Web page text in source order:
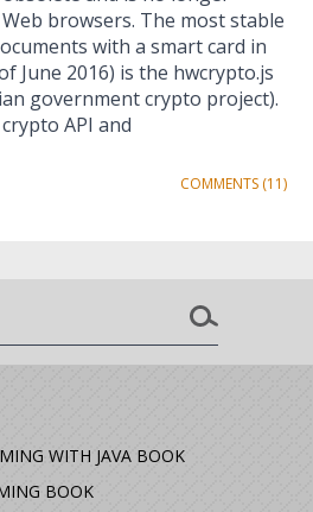
browsers. The most stable
with a smart card in
June 2016) is the hwcrypto.js
government crypto project).
API and
COMMENTS (11)
WITH JAVA BOOK
BOOK